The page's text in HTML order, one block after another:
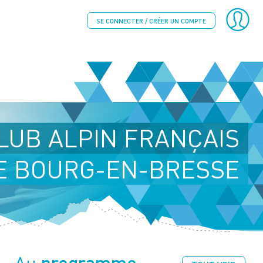
SE CONNECTER / CRÉER UN COMPTE
ALPIN FRANÇAIS
BOURG-EN-BRESSE